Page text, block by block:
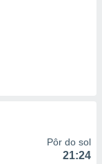
Pôr do sol
21:24